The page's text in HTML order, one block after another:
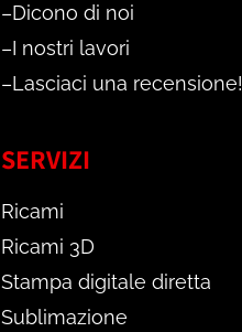
–Dicono di noi
–I nostri lavori
–Lasciaci una recensione!
SERVIZI
Ricami
Ricami 3D
Stampa digitale diretta
Sublimazione